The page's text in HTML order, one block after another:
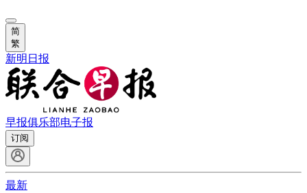
简
繁
新明日报
早报俱乐部电子报
订阅
最新